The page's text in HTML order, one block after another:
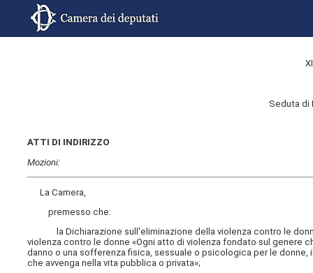
Seduta di
ATTI DI INDIRIZZO
Mozioni:
La Camera,
premesso che:
la Dichiarazione sull'eliminazione della violenza contro le
violenza contro le donne «Ogni atto di violenza fondato sul genere
danno o una sofferenza fisica, sessuale o psicologica per le
che avvenga nella vita pubblica o privata»;